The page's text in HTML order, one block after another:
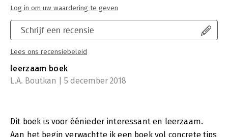
Schrijf een recensie
Lees ons recensiebeleid
Log in om uw waardering te geven
leerzaam boek
L.A. Boutkan | 5 december 2018
Dit boek is voor éénieder interessant en leerzaam.
Aan het begin verwachtte ik een boek vol concrete tips